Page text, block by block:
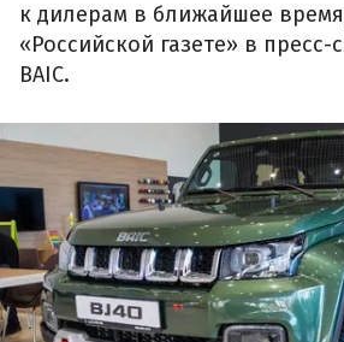
к дилерам в ближайшее
«Российской газете» в пресс-
BAIC.